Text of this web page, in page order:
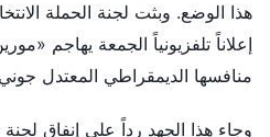
هذا الوضع. وبثت لجنة الحملة
إعلاناً تلفزيونياً الجمعة يهاجم
منافسها الديمقراطي المعتدل
وجاء هذا الجهد رداً على إنفاق